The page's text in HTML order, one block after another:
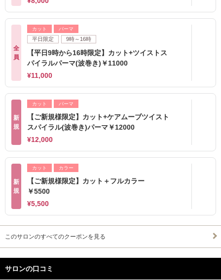
全
員
カット パーマ
平日限定 9時～16時
【平日9時から16時限定】カット+ツイストス
パイラルパーマ(波巻き)￥11000
¥11,000
新
規
カット パーマ
【ご新規様限定】カット+ケアムーブツイスト
スパイラル(波巻き)パーマ￥12000
¥12,000
新
規
カット カラー
【ご新規様限定】カット＋フルカラー
￥5500
¥5,500
このサロンのすべてのクーポンを見る
サロンの口コミ